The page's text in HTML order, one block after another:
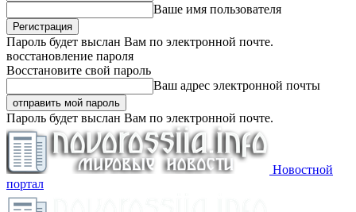
Ваше имя пользователя
Пароль будет выслан Вам по электронной почте.
восстановление пароля
Восстановите свой пароль
Ваш адрес электронной почты
Пароль будет выслан Вам по электронной почте.
Новостной
портал